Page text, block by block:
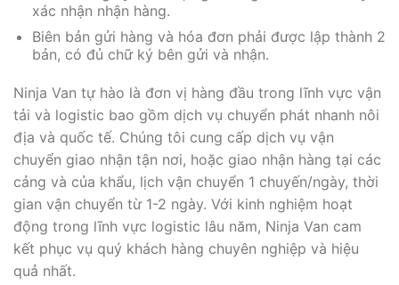
xác nhận nhận hàng.
Biên bản gửi hàng và hóa đơn phải được lập thành 2
bản, có đủ chữ ký bên gửi và nhận.
Ninja Van tự hào là đơn vị hàng đầu trong lĩnh vực vận
tải và logistic bao gồm dịch vụ chuyển phát nhanh nôi
địa và quốc tế. Chúng tôi cung cấp dịch vụ vận
chuyển giao nhận tận nơi, hoặc giao nhận hàng tại các
cảng và của khẩu, lịch vận chuyển 1 chuyến/ngày, thời
gian vận chuyển từ 1-2 ngày. Với kinh nghiệm hoạt
động trong lĩnh vực logistic lâu năm, Ninja Van cam
kết phục vụ quý khách hàng chuyên nghiệp và hiệu
quả nhất.